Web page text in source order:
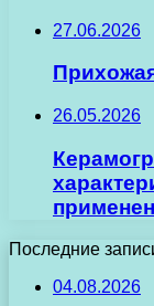
27.06.2026
26.05.2026
Последние
04.08.2026